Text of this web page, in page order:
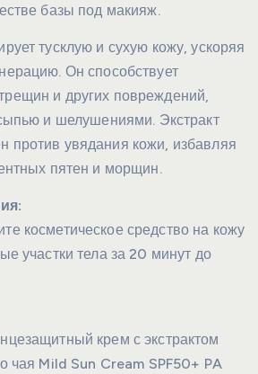
базы под макияж.
тусклую и сухую кожу, ускоряя
Он способствует
и других повреждений,
и шелушениями. Экстракт
против увядания кожи, избавляя
пятен и морщин.
косметическое средство на кожу
участки тела за 20 минут до
крем с экстрактом
чая Mild Sun Cream SPF50+ PA